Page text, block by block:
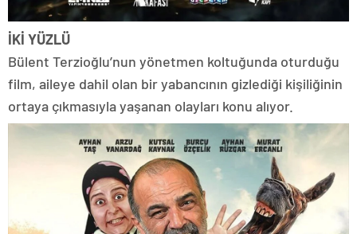
İKİ YÜZLÜ
Bülent Terzioğlu’nun yönetmen koltuğunda oturduğu
film, aileye dahil olan bir yabancının gizlediği kişiliğinin
ortaya çıkmasıyla yaşanan olayları konu alıyor.